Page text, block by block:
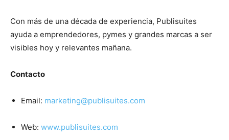
Con más de una década de experiencia, Publisuites
ayuda a emprendedores, pymes y grandes marcas a ser
visibles hoy y relevantes mañana.
Contacto
Email: marketing@publisuites.com
Web: www.publisuites.com